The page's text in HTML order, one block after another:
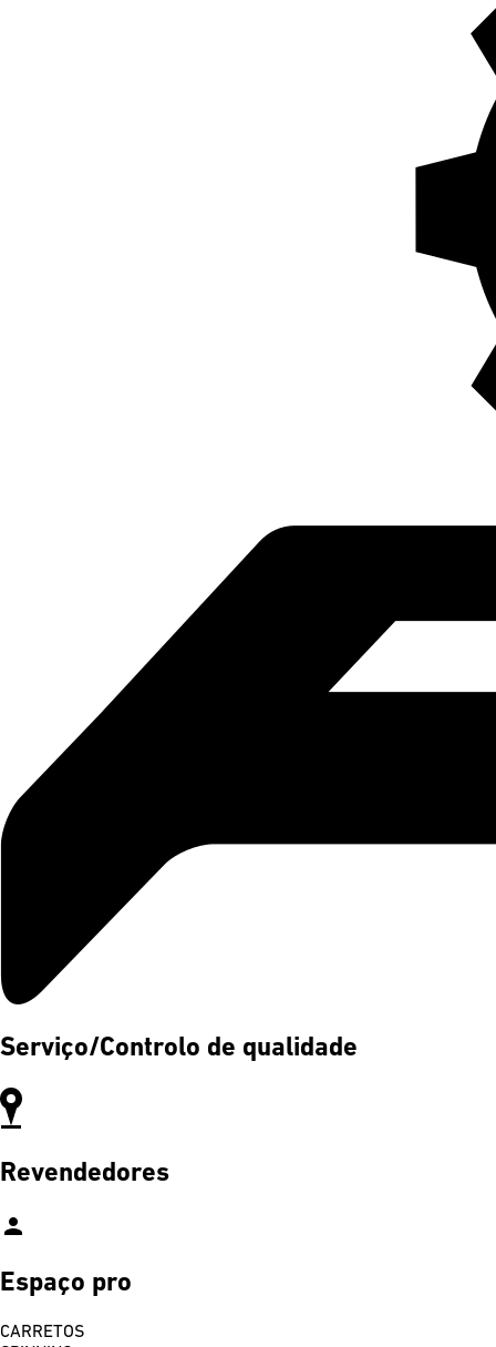
Serviço/Controlo de qualidade
Revendedores
person
Espaço pro
CARRETOS